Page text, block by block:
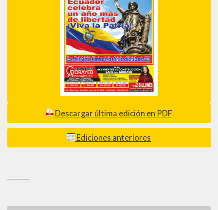
Descargar última edición en PDF
Ediciones anteriores